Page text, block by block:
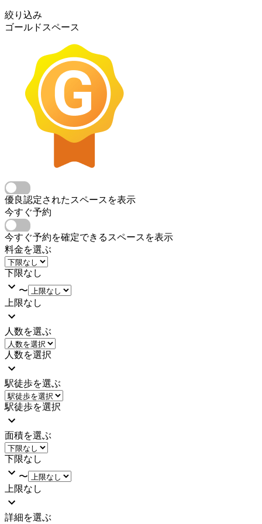
絞り込み
ゴールドスペース
優良認定されたスペースを表示
今すぐ予約
今すぐ予約を確定できるスペースを表示
料金を選ぶ
下限なし
〜
上限なし
人数を選ぶ
人数を選択
駅徒歩を選ぶ
駅徒歩を選択
面積を選ぶ
下限なし
〜
上限なし
詳細を選ぶ